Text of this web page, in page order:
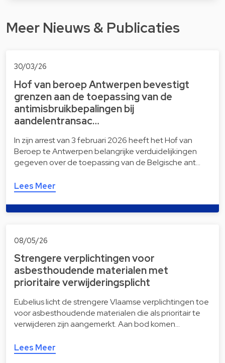
Meer Nieuws & Publicaties
30/03/26
Hof van beroep Antwerpen bevestigt
grenzen aan de toepassing van de
antimisbruikbepalingen bij
aandelentransac…
In zijn arrest van 3 februari 2026 heeft het Hof van
Beroep te Antwerpen belangrijke verduidelijkingen
gegeven over de toepassing van de Belgische ant…
Lees Meer
08/05/26
Strengere verplichtingen voor
asbesthoudende materialen met
prioritaire verwijderingsplicht
Eubelius licht de strengere Vlaamse verplichtingen toe
voor asbesthoudende materialen die als prioritair te
verwijderen zijn aangemerkt. Aan bod komen…
Lees Meer